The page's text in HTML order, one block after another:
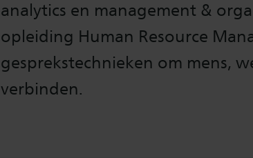
analytics en management &
opleiding Human Resource
gesprekstechnieken om mens,
verbinden.